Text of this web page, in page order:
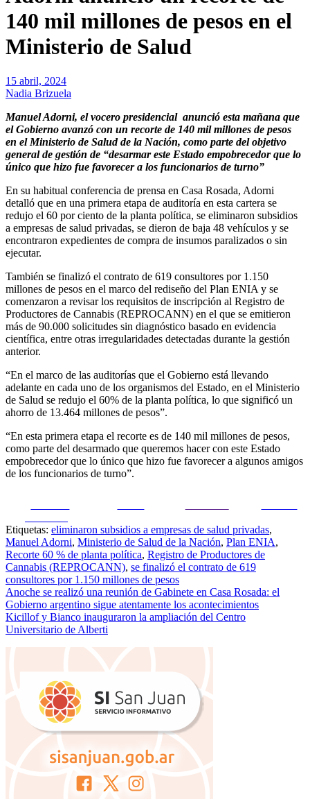
140 mil millones de pesos en el
Ministerio de Salud
15 abril, 2024
Nadia Brizuela
Manuel Adorni, el vocero presidencial anunció esta mañana que
el Gobierno avanzó con un recorte de 140 mil millones de pesos
en el Ministerio de Salud de la Nación, como parte del objetivo
general de gestión de “desarmar este Estado empobrecedor que lo
único que hizo fue favorecer a los funcionarios de turno”
En su habitual conferencia de prensa en Casa Rosada, Adorni
detalló que en una primera etapa de auditoría en esta cartera se
redujo el 60 por ciento de la planta política, se eliminaron subsidios
a empresas de salud privadas, se dieron de baja 48 vehículos y se
encontraron expedientes de compra de insumos paralizados o sin
ejecutar.
También se finalizó el contrato de 619 consultores por 1.150
millones de pesos en el marco del rediseño del Plan ENIA y se
comenzaron a revisar los requisitos de inscripción al Registro de
Productores de Cannabis (REPROCANN) en el que se emitieron
más de 90.000 solicitudes sin diagnóstico basado en evidencia
científica, entre otras irregularidades detectadas durante la gestión
anterior.
“En el marco de las auditorías que el Gobierno está llevando
adelante en cada uno de los organismos del Estado, en el Ministerio
de Salud se redujo el 60% de la planta política, lo que significó un
ahorro de 13.464 millones de pesos”.
“En esta primera etapa el recorte es de 140 mil millones de pesos,
como parte del desarmado que queremos hacer con este Estado
empobrecedor que lo único que hizo fue favorecer a algunos amigos
de los funcionarios de turno”.
Etiquetas: eliminaron subsidios a empresas de salud privadas,
Manuel Adorni, Ministerio de Salud de la Nación, Plan ENIA,
Recorte 60 % de planta política, Registro de Productores de
Cannabis (REPROCANN), se finalizó el contrato de 619
consultores por 1.150 millones de pesos
Navegación
de
entradas
Anoche se realizó una reunión de Gabinete en Casa Rosada: el
Gobierno argentino sigue atentamente los acontecimientos
Kicillof y Bianco inauguraron la ampliación del Centro
Universitario de Alberti